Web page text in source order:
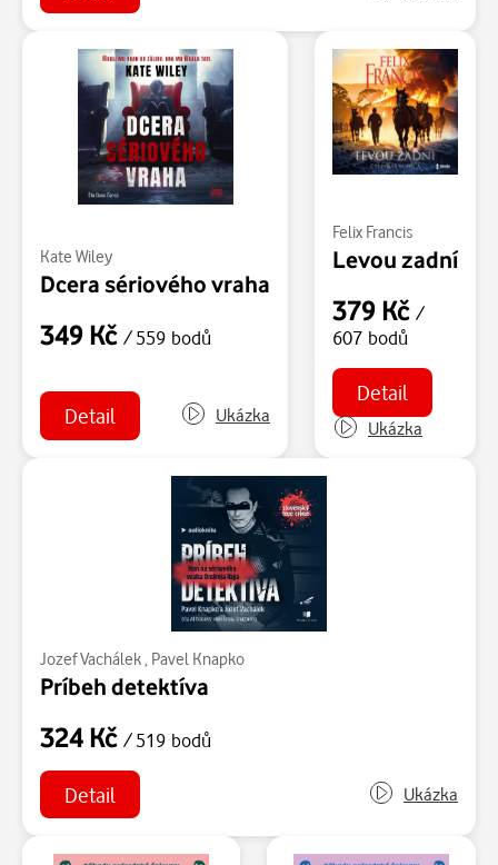
Kate Wiley
Dcera sériového vraha
349 Kč / 559 bodů
Detail Ukázka
Felix Francis
Levou zadní
379 Kč /
607 bodů
Detail
Ukázka
Jozef Vachálek Pavel Knapko
Príbeh detektíva
324 Kč / 519 bodů
Detail Ukázka